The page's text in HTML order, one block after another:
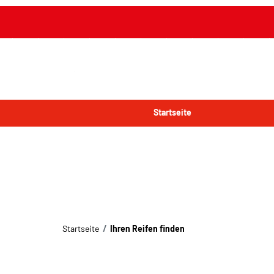
Startseite
Startseite Ihren Reifen finden